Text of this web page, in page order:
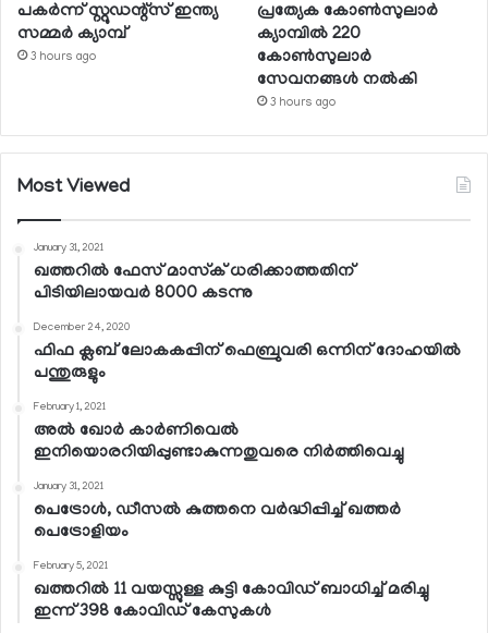
പകര്‍ന്ന് സ്റ്റുഡന്റ്‌സ് ഇന്ത്യ
സമ്മര്‍ ക്യാമ്പ്
3 hours ago
പ്രത്യേക കോണ്‍സുലാര്‍
ക്യാമ്പില്‍ 220
കോണ്‍സുലാര്‍
സേവനങ്ങള്‍ നല്‍കി
3 hours ago
Most Viewed
January 31, 2021
ഖത്തറില്‍ ഫേസ് മാസ്‌ക് ധരിക്കാത്തതിന്
പിടിയിലായവര്‍ 8000 കടന്നു
December 24, 2020
ഫിഫ ക്ലബ് ലോകകപ്പിന് ഫെബ്രുവരി ഒന്നിന് ദോഹയില്‍
പന്തുരുളും
February 1, 2021
അല്‍ ഖോര്‍ കാര്‍ണിവെല്‍
ഇനിയൊരറിയിപ്പുണ്ടാകുന്നതുവരെ നിര്‍ത്തിവെച്ചു
January 31, 2021
പെട്രോള്‍, ഡീസല്‍ കുത്തനെ വര്‍ദ്ധിപ്പിച്ച് ഖത്തര്‍
പെട്രോളിയം
February 5, 2021
ഖത്തറില്‍ 11 വയസ്സുള്ള കുട്ടി കോവിഡ് ബാധിച്ച് മരിച്ചു
ഇന്ന് 398 കോവിഡ് കേസുകള്‍